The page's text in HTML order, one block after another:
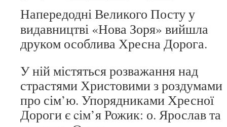
Напередодні Великого Посту у
видавництві «Нова Зоря» вийшла
друком особлива Хресна Дорога.
У ній містяться розважання над
страстями Христовими з роздумами
про сім’ю. Упорядниками Хресної
Дороги є cім’я Рожик: о. Ярослав та